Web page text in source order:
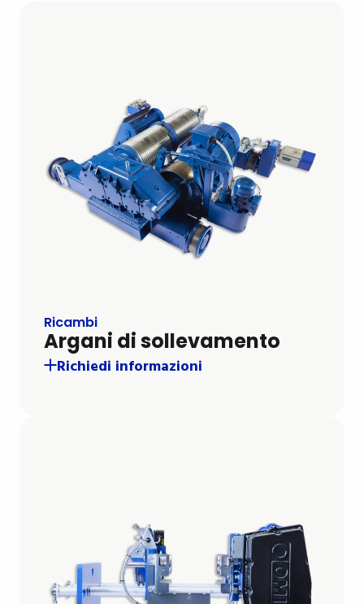
Ricambi
Argani di sollevamento
Richiedi informazioni